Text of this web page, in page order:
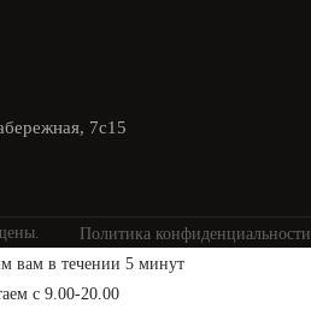
7с15
Политика конфиденциальности
вам в течении 5 минут
с 9.00-20.00